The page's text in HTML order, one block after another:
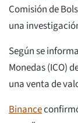
Comisión de
una
Según se
Monedas (ICO)
una venta de
Binance